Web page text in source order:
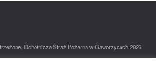
Ochotnicza Straż Pożarna w Gaworzycach 2026